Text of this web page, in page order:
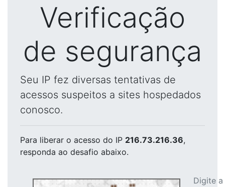
Verificação
de segurança
Seu IP fez diversas tentativas de
acessos suspeitos a sites hospedados
conosco.
Para liberar o acesso do IP 216.73.216.36,
responda ao desafio abaixo.
Digite